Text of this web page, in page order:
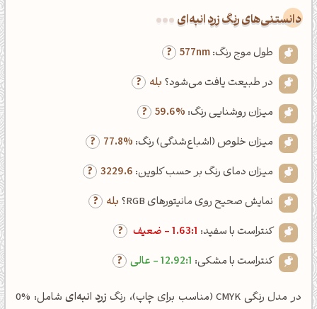
دانستنی‌های رنگ زرد انبه‌ای
طول موج رنگ:577nm
در طبیعت یافت می‌شود؟ بله
میزان روشنایی رنگ: 59.6%
میزان خلوص (اشباع‌شدگی) رنگ: 77.8%
میزان دمای رنگ بر حسب کلوین: 3229.6
نمایش صحیح روی مانیتورهای RGB؟
بله
کنتراست با سفید: 1.63:1 - ضعیف
کنتراست با مشکی: 12.92:1 - عالی
در مدل رنگی CMYK (مناسب برای چاپ)، رنگ زرد انبه‌ای شامل: %0